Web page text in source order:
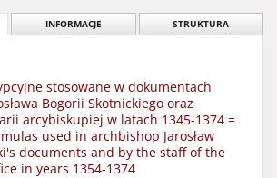
INFORMACJE STRUKTURA
stosowane w dokumentach
Bogorii Skotnickiego oraz
arcybiskupiej w latach 1345-1374 =
used in archbishop Jarosław
documents and by the staff of the
in years 1354-1374